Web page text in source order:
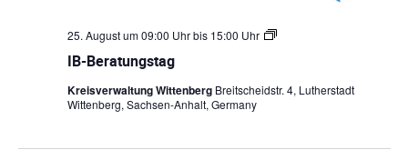
IB-Beratungstag
25. August um 09:00 Uhrbis 15:00 Uhr
I
e
u
Kreisverwaltung Wittenberg Breitscheidstr. 4, Lutherstadt
Wittenberg, Sachsen-Anhalt, Germany